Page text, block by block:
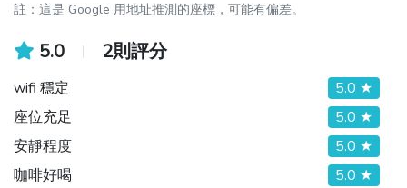
註：這是 Google 用地址推測的座標，可能有偏差。
5.0 2則評分
wifi 穩定
5.0 ★
座位充足
5.0 ★
安靜程度
5.0 ★
咖啡好喝
5.0 ★